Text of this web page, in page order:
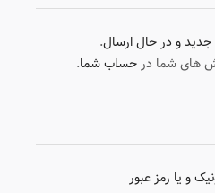
و در حال ارسال.
های شما درحساب شما.
و یا رمز عبور